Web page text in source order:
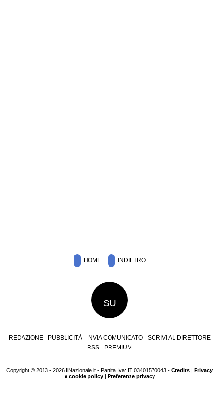
HOME INDIETRO
SU
REDAZIONE PUBBLICITÀ INVIA COMUNICATO
SCRIVI AL DIRETTORE
RSS
PREMIUM
Copyright © 2013 - 2026 IlNazionale.it - Partita Iva: IT 03401570043 - Credits | Privacy
e cookie policy| Preferenze privacy